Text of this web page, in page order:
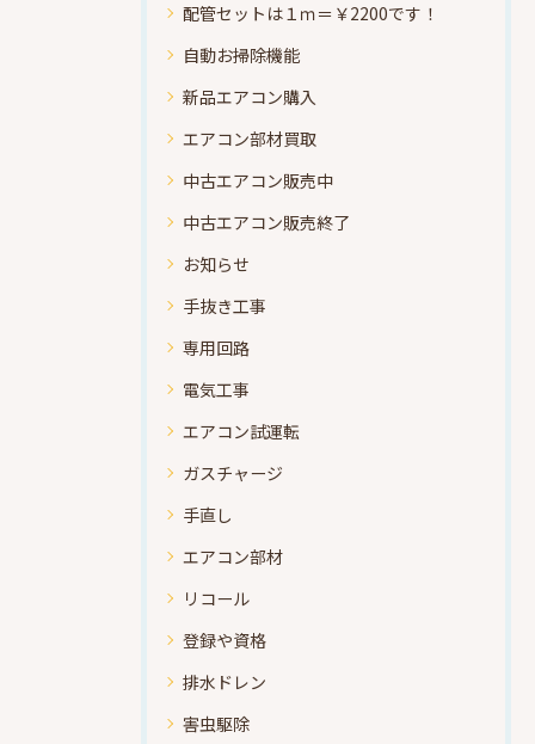
配管セットは１ｍ＝￥2200です！
自動お掃除機能
新品エアコン購入
エアコン部材買取
中古エアコン販売中
中古エアコン販売終了
お知らせ
手抜き工事
専用回路
電気工事
エアコン試運転
ガスチャージ
手直し
エアコン部材
リコール
登録や資格
排水ドレン
害虫駆除